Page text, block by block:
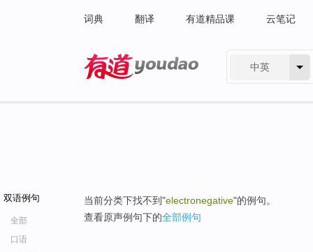
词典 翻译 有道精品课 云笔记
中英
双语例句
全部
口语
当前分类下找不到"electronegative"的例句。
查看原声例句下的全部例句